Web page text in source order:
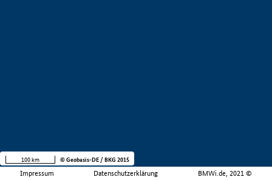
Impressum Datenschutzerklärung BMWi.de, 2021 ©
100 km © Geobasis-DE / BKG 2015